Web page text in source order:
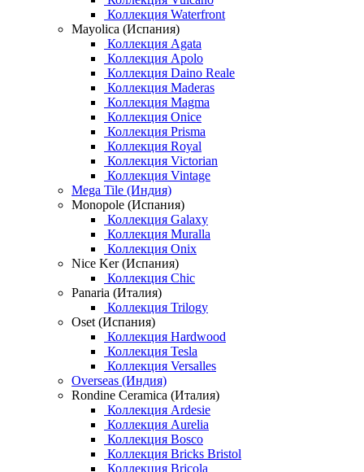
Коллекция Waterfront
Mayolica (Испания)
Коллекция Agata
Коллекция Apolo
Коллекция Daino Reale
Коллекция Maderas
Коллекция Magma
Коллекция Onice
Коллекция Prisma
Коллекция Royal
Коллекция Victorian
Коллекция Vintage
Mega Tile (Индия)
Monopole (Испания)
Коллекция Galaxy
Коллекция Muralla
Коллекция Onix
Nice Ker (Испания)
Коллекция Chic
Panaria (Италия)
Коллекция Trilogy
Oset (Испания)
Коллекция Hardwood
Коллекция Tesla
Коллекция Versalles
Overseas (Индия)
Rondine Ceramica (Италия)
Коллекция Ardesie
Коллекция Aurelia
Коллекция Bosco
Коллекция Bricks Bristol
Коллекция Bricola